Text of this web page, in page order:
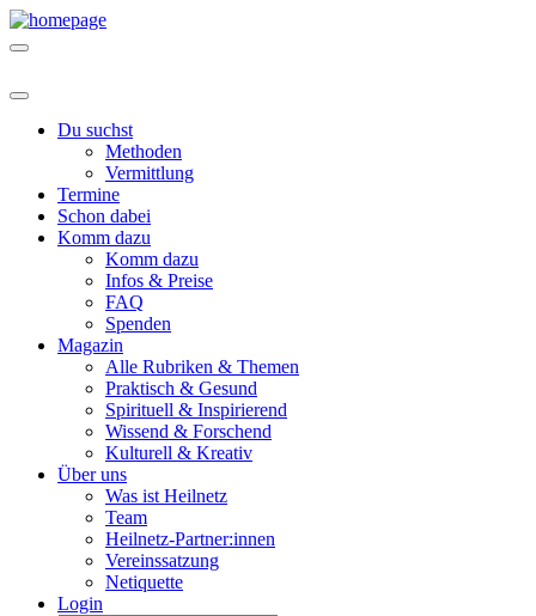
Du suchst
Methoden
Vermittlung
Termine
Schon dabei
Komm dazu
Komm dazu
Infos & Preise
FAQ
Spenden
Magazin
Alle Rubriken & Themen
Praktisch & Gesund
Spirituell & Inspirierend
Wissend & Forschend
Kulturell & Kreativ
Über uns
Was ist Heilnetz
Team
Heilnetz-Partner:innen
Vereinssatzung
Netiquette
Login